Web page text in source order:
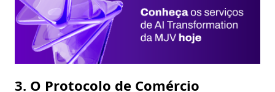
3. O Protocolo de Comércio